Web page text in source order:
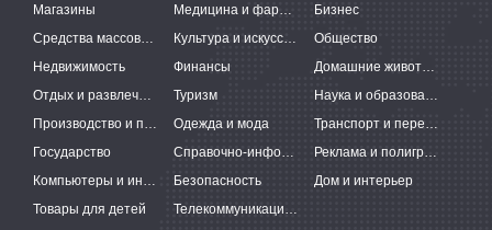
Магазины
Медицина и фармацевтика
Бизнес
Средства массовой информации
Культура и искусство
Общество
Недвижимость
Финансы
Домашние животные
Отдых и развлечения
Туризм
Наука и образование
Производство и поставки
Одежда и мода
Транспорт и перевозки
Государство
Справочно-информационные системы
Реклама и полиграфия
Компьютеры и интернет
Безопасность
Дом и интерьер
Товары для детей
Телекоммуникации и связь